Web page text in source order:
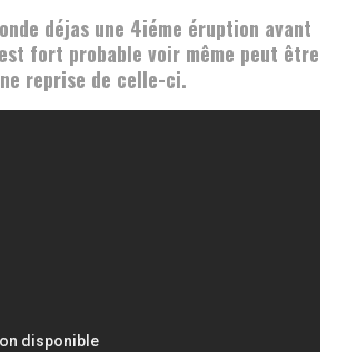
déjas une 4iéme éruption avant
fort probable voir même peut être
reprise de celle-ci.